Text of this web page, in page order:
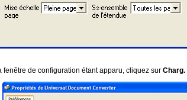
fenêtre de configuration étant apparu, cliquez sur